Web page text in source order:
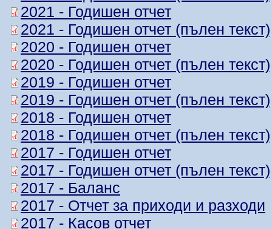
2021 - Годишен отчет
2021 - Годишен отчет (пълен текст)
2020 - Годишен отчет
2020 - Годишен отчет (пълен текст)
2019 - Годишен отчет
2019 - Годишен отчет (пълен текст)
2018 - Годишен отчет
2018 - Годишен отчет (пълен текст)
2017 - Годишен отчет
2017 - Годишен отчет (пълен текст)
2017 - Баланс
2017 - Отчет за приходи и разходи
2017 - Касов отчет